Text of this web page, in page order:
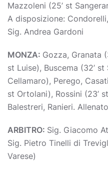
Mazzoleni (25’ st
A disposizione:
Sig. Andrea Gardoni
MONZA: Gozza, Granata
st Luise), Buscema (32’ st
Cellamaro), Perego,
st Ortolani), Rossini (23’
Balestreri, Ranieri.
ARBITRO: Sig. Giacomo
Sig. Pietro Tinelli di
Varese)